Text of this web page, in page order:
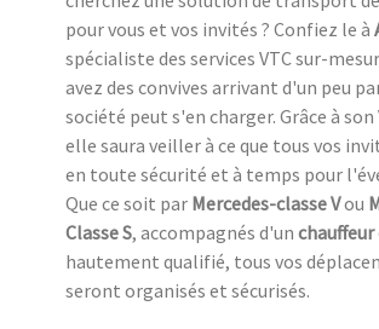
pour vous et vos invités ? Confiez le à
spécialiste des services VTC sur-
avez des convives arrivant d'un peu
société peut s'en charger. Grâce à son
elle saura veiller à ce que tous vos
en toute sécurité et à temps pour
Que ce soit par Mercedes-classe Vou
Classe S, accompagnés d'un chauffeur
hautement qualifié, tous vos
seront organisés et sécurisés.